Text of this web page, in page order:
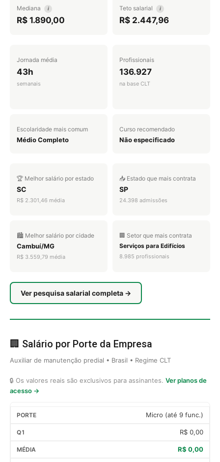
Mediana i
R$ 1.890,00
Teto salarial i
R$ 2.447,96
Jornada média
43h
semanais
Profissionais
136.927
na base CLT
Escolaridade mais comum
Médio Completo
Curso recomendado
Não especificado
🏆 Melhor salário por estado
SC
R$ 2.301,46 média
📥 Estado que mais contrata
SP
24.398 admissões
🏙️ Melhor salário por cidade
Cambuí/MG
R$ 3.559,79 média
🏢 Setor que mais contrata
Serviços para Edifícios
8.985 profissionais
Ver pesquisa salarial completa →
🏢 Salário por Porte da Empresa
Auxiliar de manutenção predial • Brasil • Regime CLT
🔒 Os valores reais são exclusivos para assinantes. Ver planos de
acesso →
Micro (até 9 func.)
R$ 0,00
R$ 0,00